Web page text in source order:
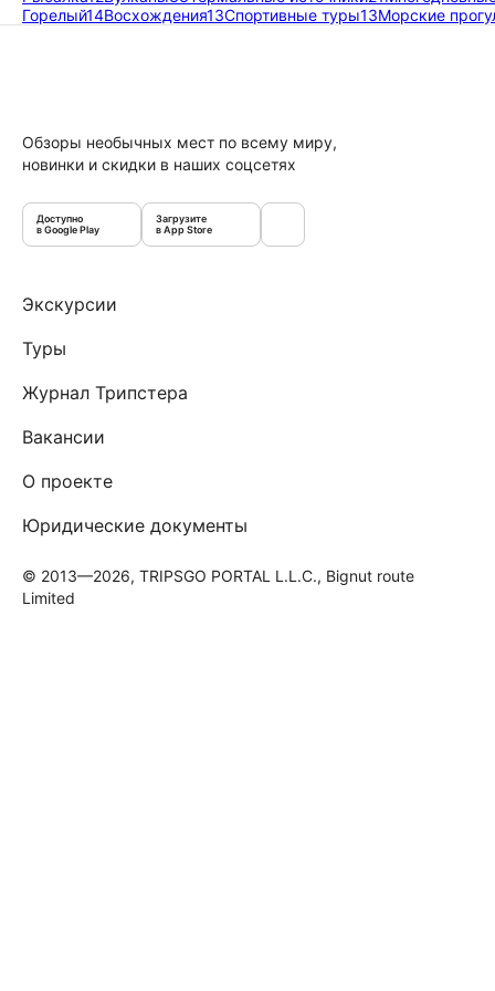
Горелый14Восхождения13Спортивные туры13Морские
Обзоры необычных мест по всему миру,
новинки и скидки в наших соцсетях
Доступно
в Google Play
Загрузите
в App Store
Экскурсии
Туры
Журнал Трипстера
Вакансии
О проекте
Юридические документы
© 2013—2026, TRIPSGO PORTAL L.L.C., Bignut route
Limited